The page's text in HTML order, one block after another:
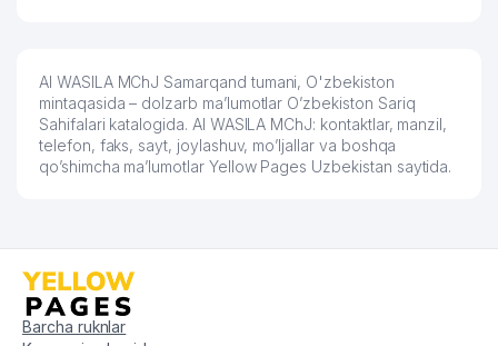
Al WASILA MChJ Samarqand tumani, O'zbekiston
mintaqasida – dolzarb ma’lumotlar O’zbekiston Sariq
Sahifalari katalogida. Al WASILA MChJ: kontaktlar, manzil,
telefon, faks, sayt, joylashuv, mo’ljallar va boshqa
qo’shimcha ma’lumotlar Yellow Pages Uzbekistan saytida.
Barcha ruknlar